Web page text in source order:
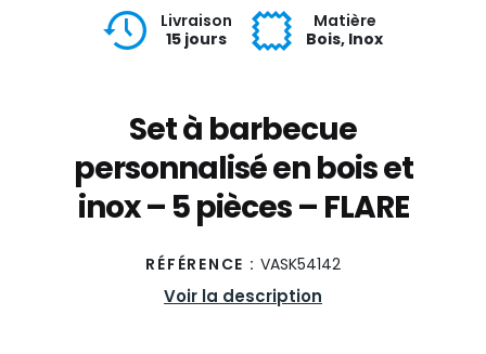
Livraison
15 jours
Matière
Bois, Inox
Set à barbecue
personnalisé en bois et
inox – 5 pièces – FLARE
RÉFÉRENCE : VASK54142
Voir la description